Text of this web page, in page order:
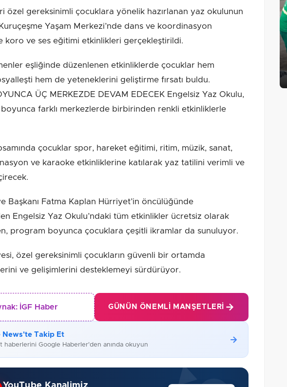
özel gereksinimli çocuklara yönelik hazırlanan yaz okulunun
Yaşam Merkezi’nde dans ve koordinasyon
koro ve ses eğitimi etkinlikleri gerçekleştirildi.
eşliğinde düzenlenen etkinliklerde çocuklar hem
hem de yeteneklerini geliştirme fırsatı buldu.
ÜÇ MERKEZDE DEVAM EDECEK Engelsiz Yaz Okulu,
boyunca farklı merkezlerde birbirinden renkli etkinliklerle
çocuklar spor, hareket eğitimi, ritim, müzik, sanat,
ve karaoke etkinliklerine katılarak yaz tatilini verimli ve
Başkanı Fatma Kaplan Hürriyet’in öncülüğünde
Engelsiz Yaz Okulu’ndaki tüm etkinlikler ücretsiz olarak
program boyunca çocuklara çeşitli ikramlar da sunuluyor.
özel gereksinimli çocukların güvenli bir ortamda
ve gelişimlerini desteklemeyi sürdürüyor.
İGF Haber GÜNÜN ÖNEMLI MANŞETLERI
News'te Takip Et
haberlerini Google Haberler'den anında okuyun